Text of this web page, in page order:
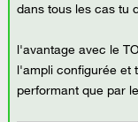
dans tous les cas tu
l'avantage avec le
l'ampli configurée et
performant que par